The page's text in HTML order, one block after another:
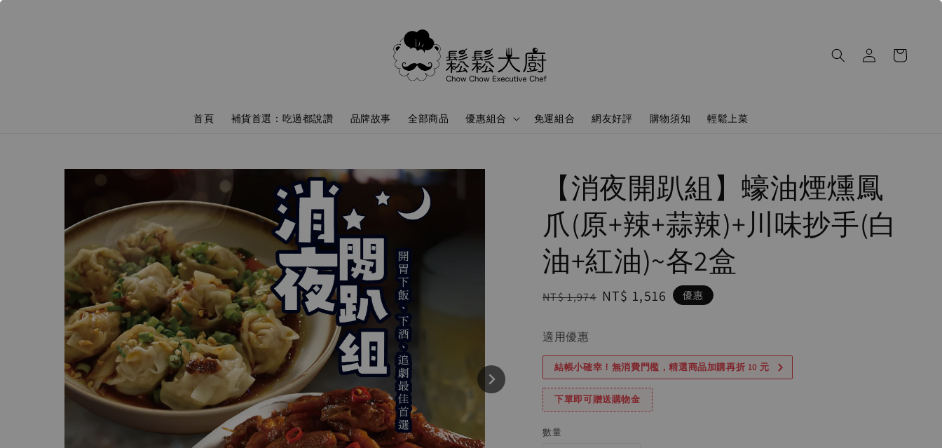
首頁 補貨首選：吃過都說讚 品牌故事 全部商品 優惠組合 免運組合 網友好評 購物須知 輕鬆上菜
【消夜開趴組】蠔油煙燻鳳
爪(原+辣+蒜辣)+川味抄手(白
油+紅油)~各2盒
Regular
NT$ 1,974 Sale
NT$ 1,516 優惠
適用優惠
結帳小確幸！無消費門檻，精選商品加購再折 10 元
下單即可贈送購物金
數量